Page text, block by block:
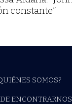
constante”
SOMOS?